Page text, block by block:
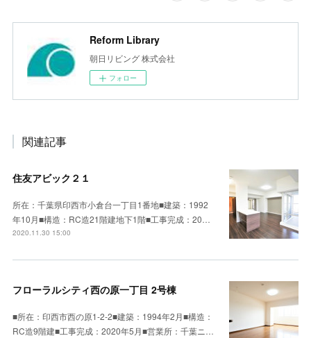
Reform Library
朝日リビング 株式会社
フォロー
関連記事
住友アビック２１
所在：千葉県印西市小倉台一丁目1番地■建築：1992
年10月■構造：RC造21階建地下1階■工事完成：20…
2020.11.30 15:00
フローラルシティ西の原一丁目 2号棟
■所在：印西市西の原1-2-2■建築：1994年2月■構造：
RC造9階建■工事完成：2020年5月■営業所：千葉ニ…